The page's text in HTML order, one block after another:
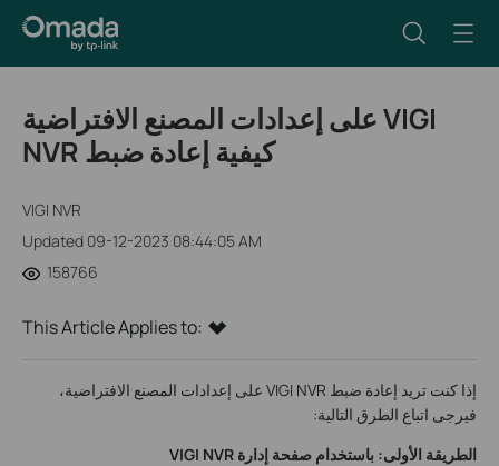
على إعدادات المصنع الافتراضية VIGI
NVR كيفية إعادة ضبط
VIGI NVR
Updated 09-12-2023 08:44:05 AM
158766
This Article Applies to:
إذا كنت تريد إعادة ضبط VIGI NVR على إعدادات المصنع الافتراضية،
فيرجى اتباع الطرق التالية:
الطريقة الأولى: باستخدام صفحة إدارة VIGI NVR